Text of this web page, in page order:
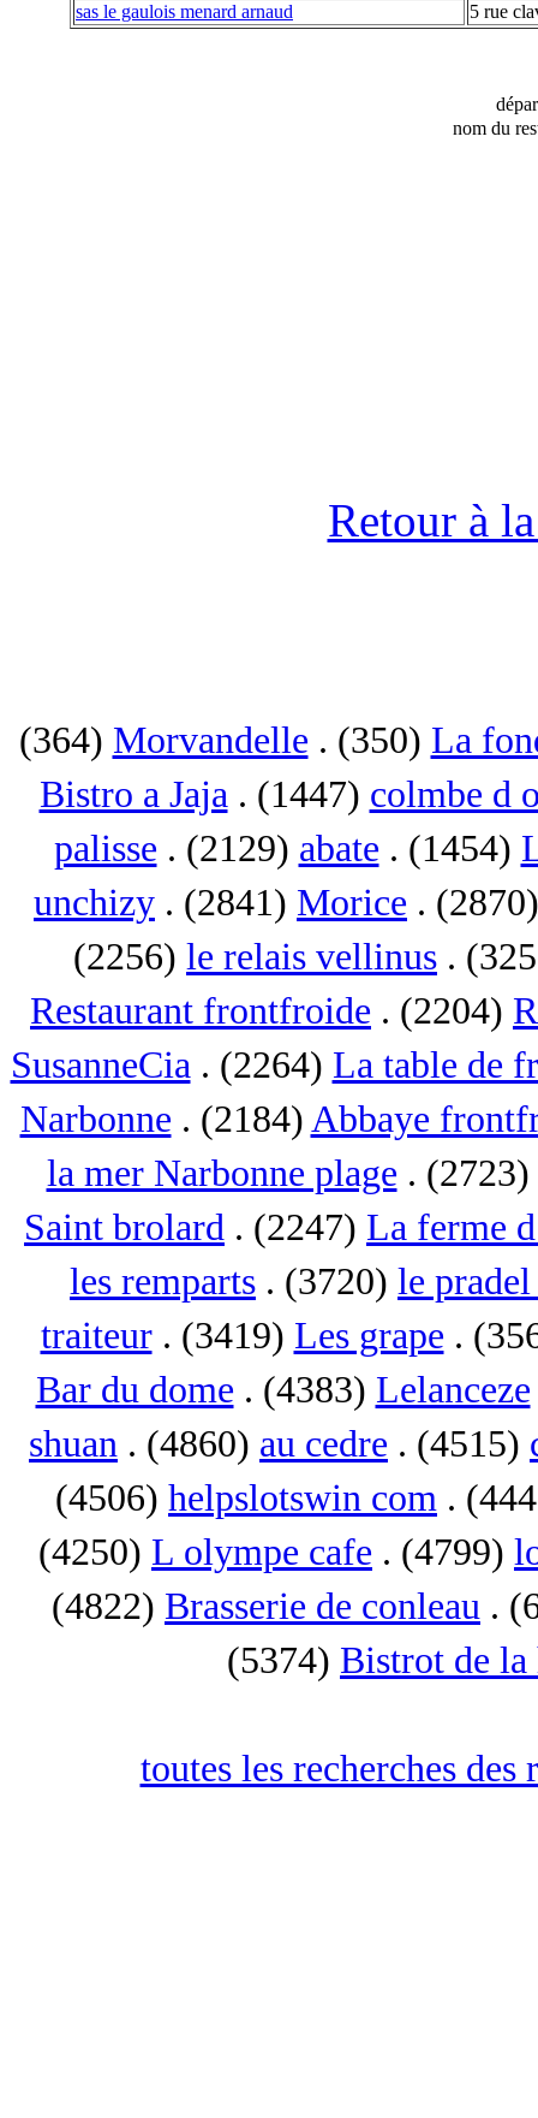
sas le gaulois menard arnaud
5 rue
nom du
Retour à
(364) Morvandelle . (350) La
Bistro a Jaja. (1447) colmbe d
palisse . (2129) abate . (1454)
unchizy . (2841) Morice .
(2256) le relais vellinus .
Restaurant frontfroide . (2204)
SusanneCia. (2264) La table de
Narbonne . (2184) Abbaye
la mer Narbonne plage . (2723)
Saint brolard . (2247) La ferme
les remparts . (3720) le
traiteur. (3419) Les grape .
Bar du dome . (4383) Lelanceze
shuan . (4860) au cedre . (4515)
(4506) helpslotswin com .
(4250) L olympe cafe . (4799)
(4822) Brasserie de conleau .
(5374) Bistrot de la
toutes les recherches